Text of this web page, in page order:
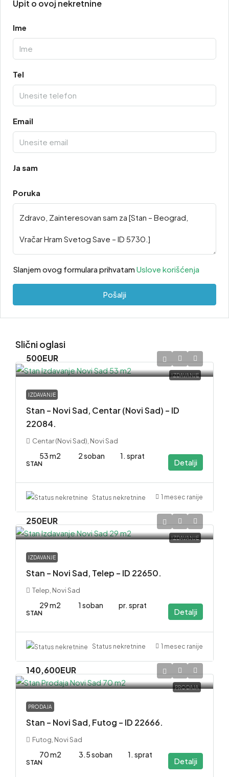
Upit o ovoj nekretnine
Ime
Tel
Email
Ja sam
Poruka
Slanjem ovog formulara prihvatamUslove korišćenja
Pošalji
Slični oglasi
IZDAVANJE
500EUR
IZDAVANJE
Stan – Novi Sad, Centar (Novi Sad) – ID
22084.
Centar (Novi Sad), Novi Sad
53 m2 2 soban 1. sprat
STAN Detalji
Status nekretnine 1 mesec ranije
IZDAVANJE
250EUR
IZDAVANJE
Stan – Novi Sad, Telep – ID 22650.
Telep, Novi Sad
29 m2 1 soban pr. sprat
STAN Detalji
Status nekretnine 1 mesec ranije
PRODAJA
140,600EUR
PRODAJA
Stan – Novi Sad, Futog – ID 22666.
Futog, Novi Sad
70 m2 3.5 soban 1. sprat
STAN Detalji